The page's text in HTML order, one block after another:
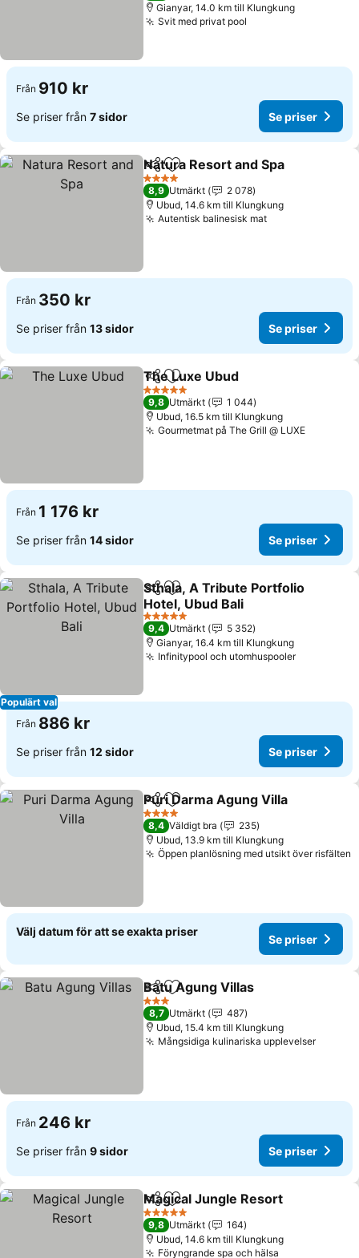
Gianyar, 14.0 km till Klungkung
Svit med privat pool
Från 910 kr
Se priser från 7 sidor Se priser
Dela Lägg till i Mina Favoriter
Natura Resort and Spa
4 Stjärnor
8,9 Utmärkt
2 078
Ubud, 14.6 km till Klungkung
Autentisk balinesisk matSe priser
Från 350 kr
Se priser från 13 sidor Se priser
Dela Lägg till i Mina Favoriter
The Luxe Ubud
5 Stjärnor
9,8 Utmärkt
1 044
Ubud, 16.5 km till Klungkung
Gourmetmat på The Grill @ LUXESe priser
Från 1 176 kr
Se priser från 14 sidor Se priser
Populärt val
Dela Lägg till i Mina Favoriter
Sthala, A Tribute Portfolio
Hotel, Ubud Bali
Se priser
5 Stjärnor
9,4 Utmärkt
5 352
Gianyar, 16.4 km till Klungkung
Infinitypool och utomhuspoolerSe priser
Från 886 kr
Se priser från 12 sidor Se priser
Dela Lägg till i Mina Favoriter
Puri Darma Agung Villa
4 Stjärnor
8,4 Väldigt bra
235
Ubud, 13.9 km till Klungkung
Öppen planlösning med utsikt över risfälten
Välj datum för att se exakta priser
Se priser
Dela Lägg till i Mina Favoriter
Batu Agung Villas
3 Stjärnor
8,7 Utmärkt
487
Ubud, 15.4 km till Klungkung
Mångsidiga kulinariska upplevelserSe
Från 246 kr
Se priser från 9 sidor Se priser
Dela Lägg till i Mina Favoriter
Magical Jungle Resort
5 Stjärnor
9,8 Utmärkt
164
Ubud, 14.6 km till Klungkung
Föryngrande spa och hälsa